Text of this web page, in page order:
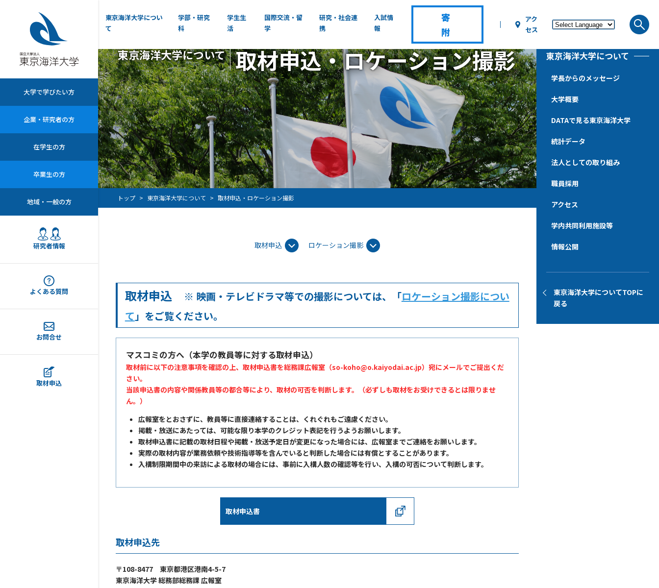
大学で学びたい方
企業・研究者の方
在学生の方
卒業生の方
地域・一般の方
研究者情報
よくある質問
お問合せ
取材申込
東京海洋大学につい
て
学部・研究
科
学生生
活
国際交流・留
学
研究・社会連
携
入試情
報
寄
附
アク
セス
東京海洋大学について 取材申込・ロケーション撮影
トップ 東京海洋大学について 取材申込・ロケーション撮影
取材申込 ロケーション撮影
取材申込 ※ 映画・テレビドラマ等での撮影については、「ロケーション撮影につい
て」をご覧ください。
マスコミの方へ（本学の教員等に対する取材申込）
取材前に以下の注意事項を確認の上、取材申込書を総務課広報室（so-koho@o.kaiyodai.ac.jp）宛にメールでご提出くだ
さい。
当該申込書の内容や関係教員等の都合等により、取材の可否を判断します。（必ずしも取材をお受けできるとは限りませ
ん。）
広報室をとおさずに、教員等に直接連絡することは、くれぐれもご遠慮ください。
掲載・放送にあたっては、可能な限り本学のクレジット表記を行うようお願いします。
取材申込書に記載の取材日程や掲載・放送予定日が変更になった場合には、広報室までご連絡をお願いします。
実際の取材内容が業務依頼や技術指導等を含んでいると判断した場合には有償とすることがあります。
入構制限期間中の来訪による取材の場合には、事前に入構人数の確認等を行い、入構の可否について判断します。
取材申込書
取材申込先
〒108-8477 東京都港区港南4-5-7
東京海洋大学 総務部総務課 広報室
東京海洋大学について
学長からのメッセージ
大学概要
DATAで見る東京海洋大学
統計データ
法人としての取り組み
職員採用
アクセス
学内共同利用施設等
情報公開
東京海洋大学についてTOPに
戻る